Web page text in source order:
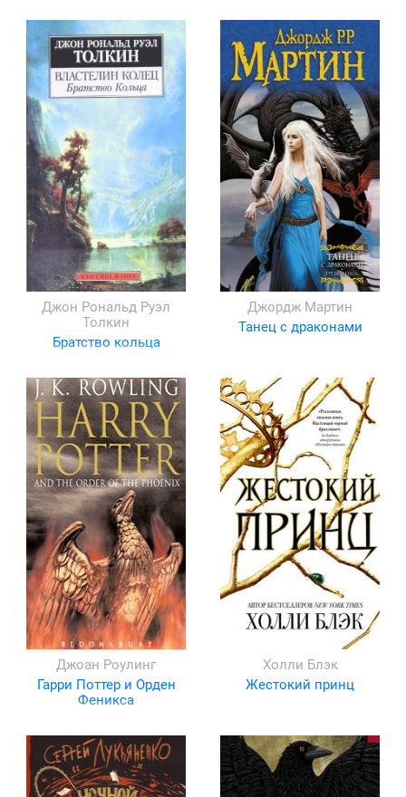
Джон Рональд Руэл
Толкин
Братство кольца
Джордж Мартин
Танец с драконами
Джоан Роулинг
Гарри Поттер и Орден
Феникса
Холли Блэк
Жестокий принц